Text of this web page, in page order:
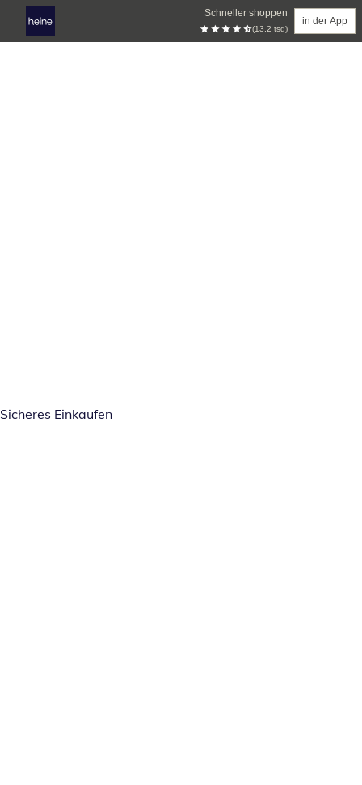
Schneller shoppen
(13.2 tsd)
in der App
Sicheres Einkaufen